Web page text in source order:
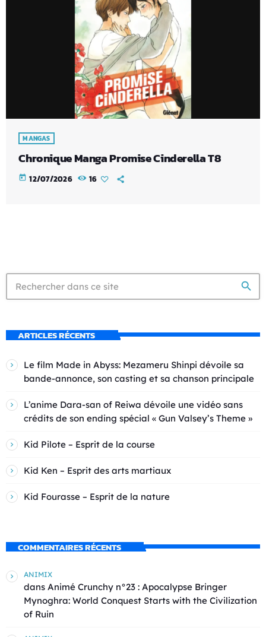
MANGAS
Chronique Manga Promise Cinderella T8
today 12/07/2026 16
search
ARTICLES RÉCENTS
Le film Made in Abyss: Mezameru Shinpi dévoile sa
bande-annonce, son casting et sa chanson principale
L’anime Dara-san of Reiwa dévoile une vidéo sans
crédits de son ending spécial « Gun Valsey’s Theme »
Kid Pilote – Esprit de la course
Kid Ken – Esprit des arts martiaux
Kid Fourasse – Esprit de la nature
COMMENTAIRES RÉCENTS
ANIMIX
dans Animé Crunchy n°23 : Apocalypse Bringer
Mynoghra: World Conquest Starts with the Civilization
of Ruin